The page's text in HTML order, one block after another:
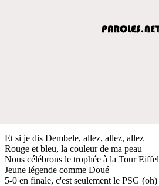
Et si je dis Dembele, allez, allez, allez
Rouge et bleu, la couleur de ma peau
Nous célébrons le trophée à la Tour Eiffel
Jeune légende comme Doué
5-0 en finale, c'est seulement le PSG (oh)